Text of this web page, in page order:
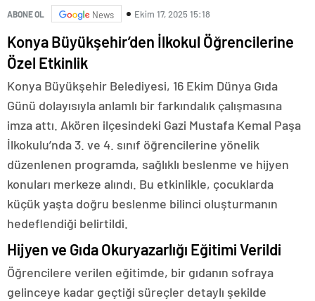
ABONE OL News Ekim 17, 2025 15:18
Konya Büyükşehir’den İlkokul Öğrencilerine
Özel Etkinlik
Konya Büyükşehir Belediyesi, 16 Ekim Dünya Gıda
Günü dolayısıyla anlamlı bir farkındalık çalışmasına
imza attı. Akören ilçesindeki Gazi Mustafa Kemal Paşa
İlkokulu’nda 3. ve 4. sınıf öğrencilerine yönelik
düzenlenen programda, sağlıklı beslenme ve hijyen
konuları merkeze alındı. Bu etkinlikle, çocuklarda
küçük yaşta doğru beslenme bilinci oluşturmanın
hedeflendiği belirtildi.
Hijyen ve Gıda Okuryazarlığı Eğitimi Verildi
Öğrencilere verilen eğitimde, bir gıdanın sofraya
gelinceye kadar geçtiği süreçler detaylı şekilde